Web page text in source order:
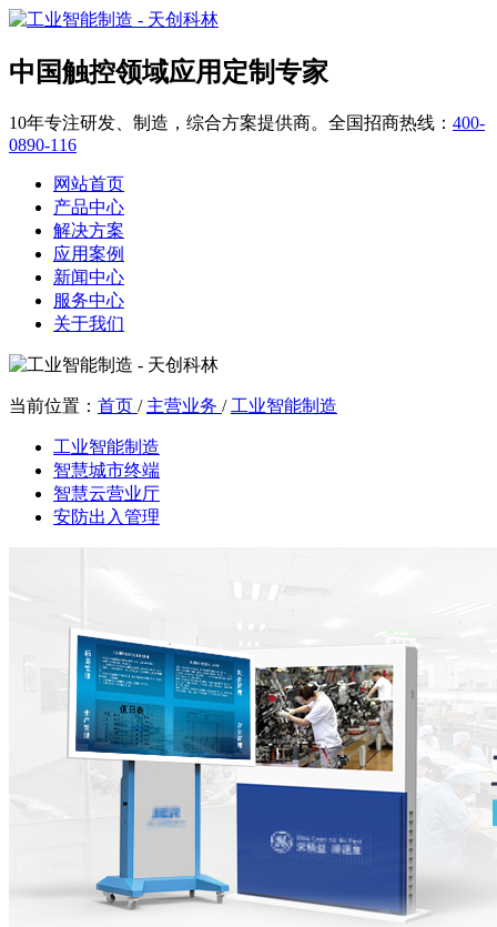
中国触控领域应用定制专家
10年专注研发、制造，综合方案提供商。全国招商热线： 400-
0890-116
网站首页
产品中心
解决方案
应用案例
新闻中心
服务中心
关于我们
当前位置： 首页 / 主营业务 / 工业智能制造
工业智能制造
智慧城市终端
智慧云营业厅
安防出入管理